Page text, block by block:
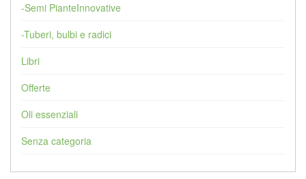
-Semi PianteInnovative
-Tuberi, bulbi e radici
Libri
Offerte
Oli essenziali
Senza categoria